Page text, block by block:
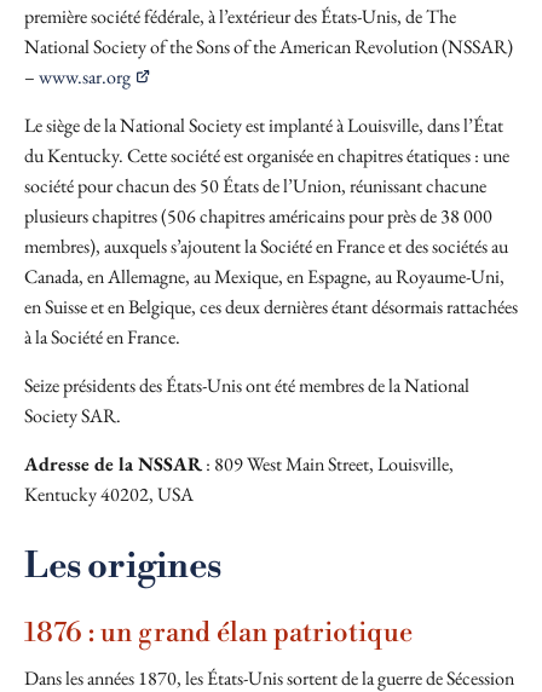
première société fédérale, à l’extérieur des États-Unis, de The
National Society of the Sons of the American Revolution (NSSAR)
–www.sar.org
Le siège de la National Society est implanté à Louisville, dans l’État
du Kentucky. Cette société est organisée en chapitres étatiques : une
société pour chacun des 50 États de l’Union, réunissant chacune
plusieurs chapitres (506 chapitres américains pour près de 38 000
membres), auxquels s’ajoutent la Société en France et des sociétés au
Canada, en Allemagne, au Mexique, en Espagne, au Royaume-Uni,
en Suisse et en Belgique, ces deux dernières étant désormais rattachées
à la Société en France.
Seize présidents des États-Unis ont été membres de la National
Society SAR.
Adresse de la NSSAR: 809 West Main Street, Louisville,
Kentucky 40202, USA
Les origines
1876 : un grand élan patriotique
Dans les années 1870, les États-Unis sortent de la guerre de Sécession